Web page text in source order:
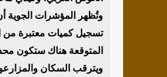
وتُظهر المؤشرات الجوية
تسجيل كميات معتبرة من
المتوقعة هناك ستكون
ويترقب السكان